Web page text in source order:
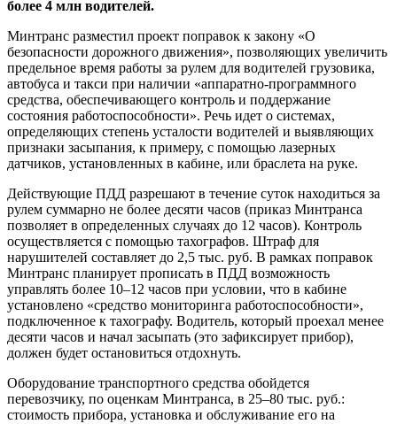
более 4 млн водителей.
Минтранс разместил проект поправок к закону «О
безопасности дорожного движения», позволяющих увеличить
предельное время работы за рулем для водителей грузовика,
автобуса и такси при наличии «аппаратно-программного
средства, обеспечивающего контроль и поддержание
состояния работоспособности». Речь идет о системах,
определяющих степень усталости водителей и выявляющих
признаки засыпания, к примеру, с помощью лазерных
датчиков, установленных в кабине, или браслета на руке.
Действующие ПДД разрешают в течение суток находиться за
рулем суммарно не более десяти часов (приказ Минтранса
позволяет в определенных случаях до 12 часов). Контроль
осуществляется с помощью тахографов. Штраф для
нарушителей составляет до 2,5 тыс. руб. В рамках поправок
Минтранс планирует прописать в ПДД возможность
управлять более 10–12 часов при условии, что в кабине
установлено «средство мониторинга работоспособности»,
подключенное к тахографу. Водитель, который проехал менее
десяти часов и начал засыпать (это зафиксирует прибор),
должен будет остановиться отдохнуть.
Оборудование транспортного средства обойдется
перевозчику, по оценкам Минтранса, в 25–80 тыс. руб.:
стоимость прибора, установка и обслуживание его на